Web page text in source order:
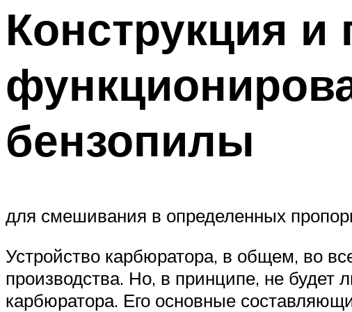
Конструкция и
бензопилы
для смешивания в определенных
Устройство карбюратора, в общем, во
производства. Но, в принципе, не будет
карбюратора. Его основные